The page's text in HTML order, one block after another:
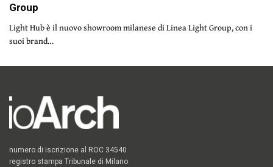
Group
Light Hub è il nuovo showroom milanese di Linea Light Group, con i
suoi brand…
numero di iscrizione al ROC 34540
registro stampa Tribunale di Milano